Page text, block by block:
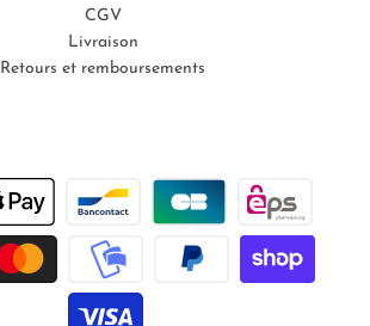
CGV
Livraison
Retours et remboursements